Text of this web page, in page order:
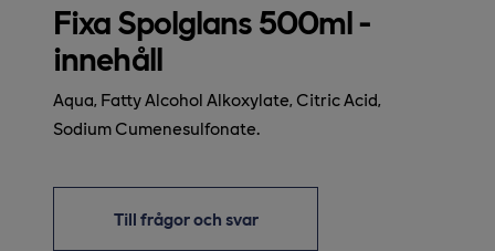
Fixa Spolglans 500ml -
innehåll
Aqua, Fatty Alcohol Alkoxylate, Citric Acid,
Sodium Cumenesulfonate.
Till frågor och svar